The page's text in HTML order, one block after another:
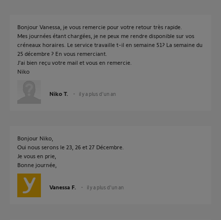
Bonjour Vanessa, je vous remercie pour votre retour très rapide.
Mes journées étant chargées, je ne peux me rendre disponible sur vos
créneaux horaires. Le service travaille t-il en semaine 51? La semaine du
25 décembre ? En vous remerciant.
J'ai bien reçu votre mail et vous en remercie.
Niko
Niko T. il y a plus d'un an
Bonjour Niko,
Oui nous serons le 23, 26 et 27 Décembre.
Je vous en prie,
Bonne journée,
Vanessa F. il y a plus d'un an